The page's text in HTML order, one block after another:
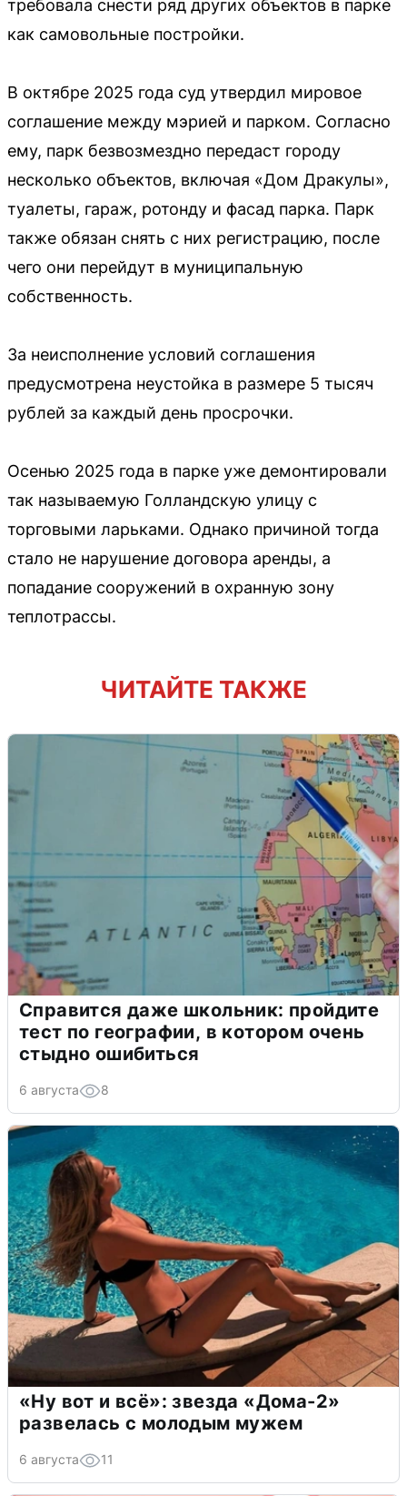
требовала снести ряд других объектов в парке
как самовольные постройки.
В октябре 2025 года суд утвердил мировое
соглашение между мэрией и парком. Согласно
ему, парк безвозмездно передаст городу
несколько объектов, включая «Дом Дракулы»,
туалеты, гараж, ротонду и фасад парка. Парк
также обязан снять с них регистрацию, после
чего они перейдут в муниципальную
собственность.
За неисполнение условий соглашения
предусмотрена неустойка в размере 5 тысяч
рублей за каждый день просрочки.
Осенью 2025 года в парке уже демонтировали
так называемую Голландскую улицу с
торговыми ларьками. Однако причиной тогда
стало не нарушение договора аренды, а
попадание сооружений в охранную зону
теплотрассы.
ЧИТАЙТЕ ТАКЖЕ
Справится даже школьник: пройдите
тест по географии, в котором очень
стыдно ошибиться
6 августа 8
«Ну вот и всё»: звезда «Дома-2»
развелась с молодым мужем
6 августа 11